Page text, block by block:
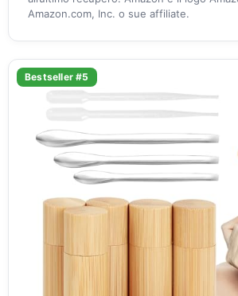
Amazon.com, Inc. o sue affiliate.
Bestseller #5